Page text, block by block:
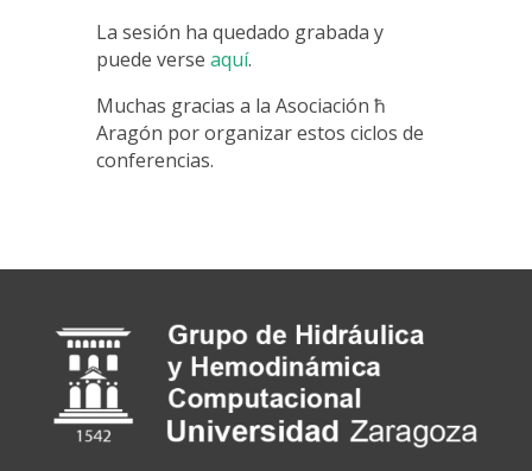
La sesión ha quedado grabada y
puede verse aquí.
Muchas gracias a la Asociación ħ
Aragón por organizar estos ciclos de
conferencias.